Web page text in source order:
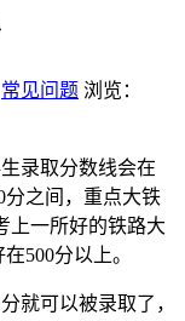
常见问题 浏览：
录取分数线会在
分之间，重点大铁
上一所好的铁路大
500分以上。
就可以被录取了，